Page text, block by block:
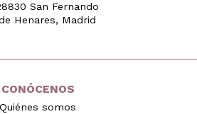
San Fernando
Henares, Madrid
CONÓCENOS
Quiénes somos